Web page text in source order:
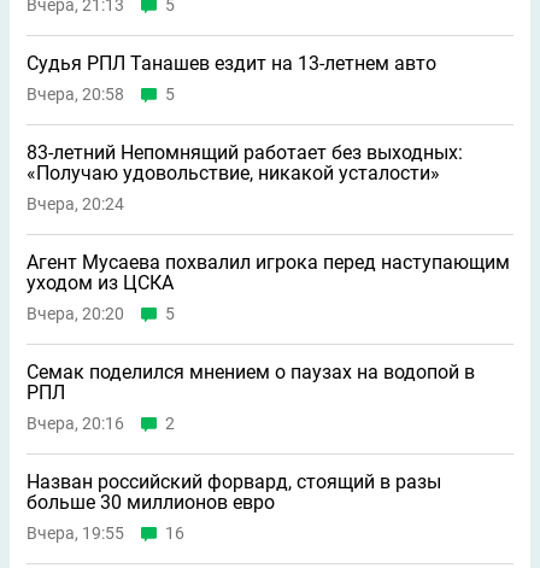
Вчера, 21:13 5
Судья РПЛ Танашев ездит на 13-летнем авто
Вчера, 20:58 5
83-летний Непомнящий работает без выходных:
«Получаю удовольствие, никакой усталости»
Вчера, 20:24
Агент Мусаева похвалил игрока перед наступающим
уходом из ЦСКА
Вчера, 20:20 5
Семак поделился мнением о паузах на водопой в
РПЛ
Вчера, 20:16 2
Назван российский форвард, стоящий в разы
больше 30 миллионов евро
Вчера, 19:55 16